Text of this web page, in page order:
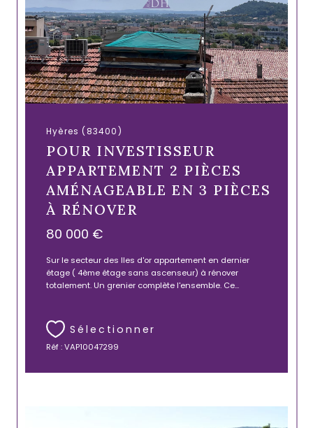
Hyères (83400)
POUR INVESTISSEUR
APPARTEMENT 2 PIÈCES
AMÉNAGEABLE EN 3 PIÈCES
À RÉNOVER
80 000 €
Sur le secteur des Iles d'or appartement en dernier
étage ( 4ème étage sans ascenseur) à rénover
totalement. Un grenier complète l'ensemble. Ce...
Sélectionner
Réf : VAP10047299